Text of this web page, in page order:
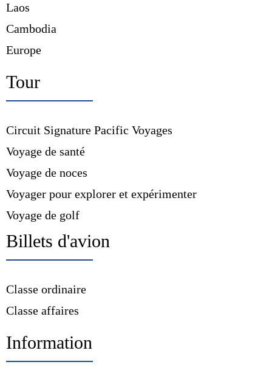
Laos
Cambodia
Europe
Tour
Circuit Signature Pacific Voyages
Voyage de santé
Voyage de noces
Voyager pour explorer et expérimenter
Voyage de golf
Billets d'avion
Classe ordinaire
Classe affaires
Information